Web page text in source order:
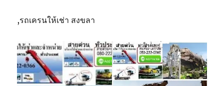
,รถเครนให้เช่า สงขลา